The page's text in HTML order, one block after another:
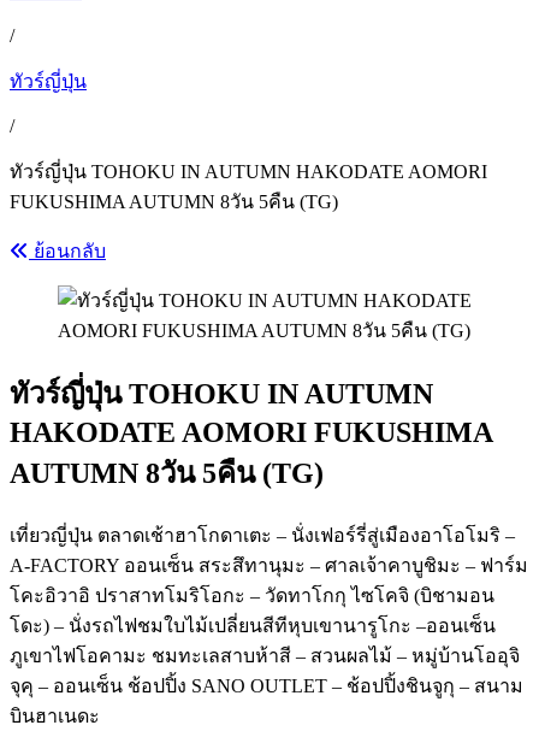
/
ทัวร์ญี่ปุ่น
/
ทัวร์ญี่ปุ่น TOHOKU IN AUTUMN HAKODATE AOMORI
FUKUSHIMA AUTUMN 8วัน 5คืน (TG)
ย้อนกลับ
ทัวร์ญี่ปุ่น TOHOKU IN AUTUMN
HAKODATE AOMORI FUKUSHIMA
AUTUMN 8วัน 5คืน (TG)
เที่ยวญี่ปุ่น ตลาดเช้าฮาโกดาเตะ – นั่งเฟอร์รี่สู่เมืองอาโอโมริ –
A-FACTORY ออนเซ็น สระสึทานุมะ – ศาลเจ้าคาบูชิมะ – ฟาร์ม
โคะอิวาอิ ปราสาทโมริโอกะ – วัดทาโกกุ ไซโคจิ (บิชามอน
โดะ) – นั่งรถไฟชมใบไม้เปลี่ยนสีทีหุบเขานารูโกะ –ออนเซ็น
ภูเขาไฟโอคามะ ชมทะเลสาบห้าสี – สวนผลไม้ – หมู่บ้านโออุจิ
จุคุ – ออนเซ็น ช้อปปิ้ง SANO OUTLET – ช้อปปิ้งชินจูกุ – สนาม
บินฮาเนดะ